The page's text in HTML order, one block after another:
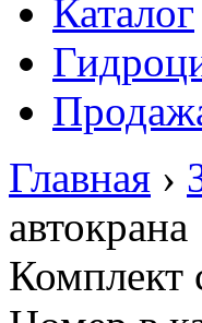
Каталог
Главная ›
автокрана
Комплект